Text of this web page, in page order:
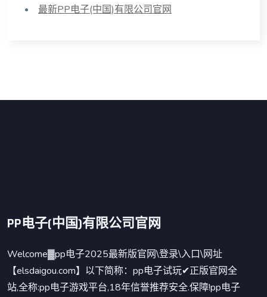
最新PP电子(中国)有限公司官网
PP电子(中国)有限公司官网
Welcome▓pp电子2025最新版官网\登录\入口\网址
【elsdaigou.com】以下简称：pp电子试玩✔正版官网全
站,全称:pp电子游戏平台,18年信誉推荐安全.保障!pp电子